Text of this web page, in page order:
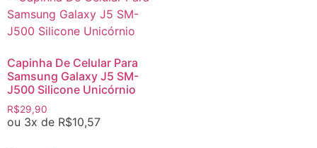
Capinha De Celular Para
Samsung Galaxy J5 SM-
J500 Silicone Unicórnio
R$29,90
ou 3x de R$10,57